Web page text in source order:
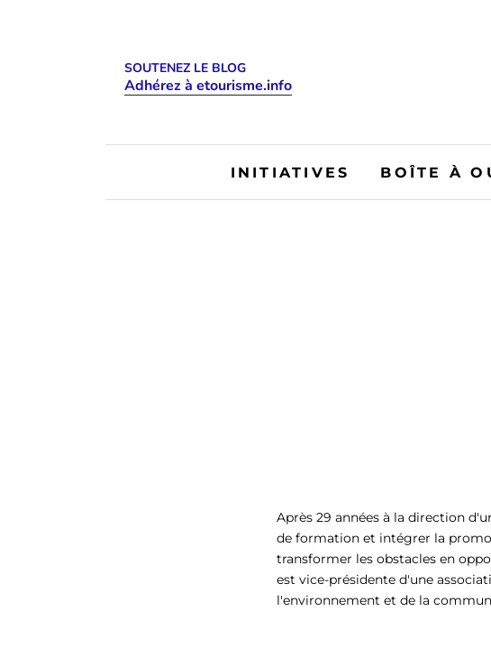
SOUTENEZ LE BLOG
Adhérez à etourisme.info
INITIATIVES BOÎTE À
Après 29 années à la direction
de formation et intégrer la promo
transformer les obstacles en
est vice-présidente d'une
l'environnement et de la